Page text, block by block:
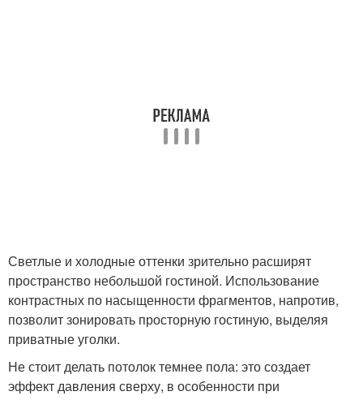
Светлые и холодные оттенки зрительно расширят
пространство небольшой гостиной. Использование
контрастных по насыщенности фрагментов, напротив,
позволит зонировать просторную гостиную, выделяя
приватные уголки.
Не стоит делать потолок темнее пола: это создает
эффект давления сверху, в особенности при